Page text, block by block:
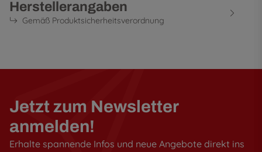
Herstellerangaben
Gemäß Produktsicherheitsverordnung
Jetzt zum Newsletter
anmelden!
Erhalte spannende Infos und neue Angebote direkt ins